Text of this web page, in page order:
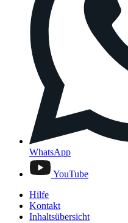
WhatsApp
YouTube
Hilfe
Kontakt
Inhaltsübersicht